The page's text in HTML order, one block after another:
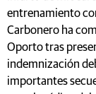
entrenamiento
Carbonero ha
Oporto tras
indemnización
importantes